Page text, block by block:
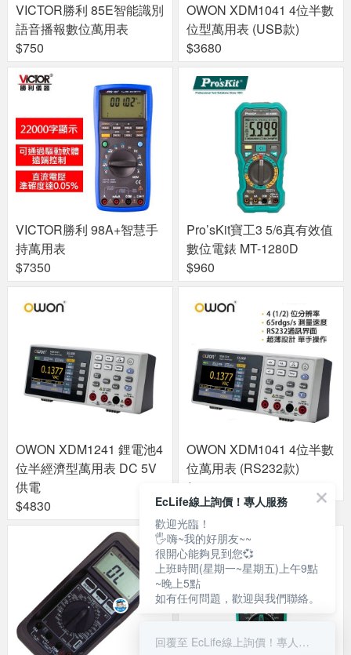
VICTOR勝利 85E智能識別
語音播報數位萬用表
$750
OWON XDM1041 4位半數
位型萬用表 (USB款)
$3680
VICTOR勝利 98A+智慧手
持萬用表
$7350
Pro’sKit寶工3 5/6真有效值
數位電錶 MT-1280D
$960
OWON XDM1241 鋰電池4
位半經濟型萬用表 DC 5V
供電
$4830
OWON XDM1041 4位半數
位萬用表 (RS232款)
$3780
EcLife線上詢價！專人服務
歡迎光臨！
🖐嗨~我的好朋友~~
很開心能夠見到您💞
上班時間(星期一~星期五)上午9點
~晚上5點
如有任何問題，歡迎與我們聯絡。
回覆至 EcLife線上詢價！專人服務